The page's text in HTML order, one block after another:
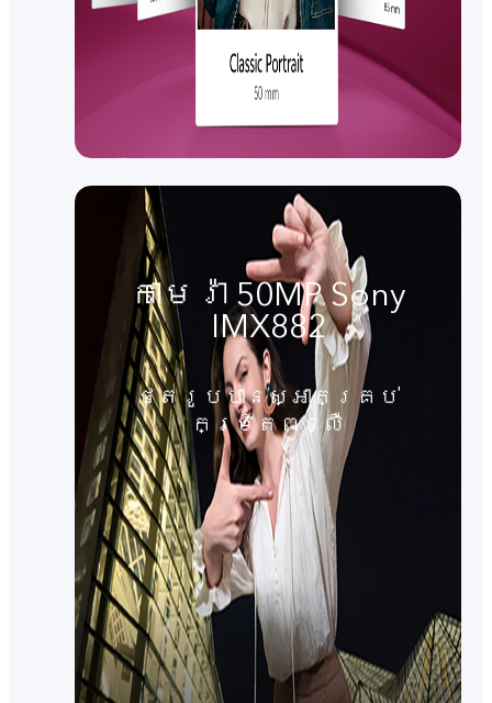
កាមេរ៉ា 50MP Sony
IMX882
ថតរូបបានស្អាតគ្រប់
កម្រិតពន្លឺ